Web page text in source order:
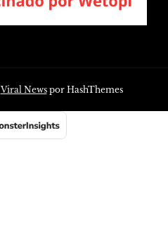
Viral Newspor HashThemes